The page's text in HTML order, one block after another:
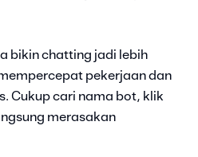
bikin chatting jadi lebih
pekerjaan dan
Cukup cari nama bot, klik
merasakan